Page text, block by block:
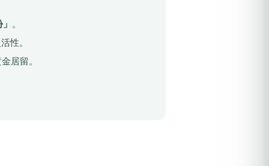
。
性。
居留。